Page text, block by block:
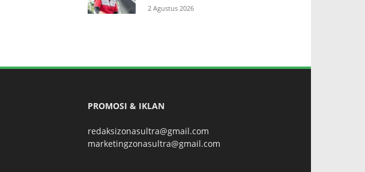
2 Agustus 2026
PROMOSI & IKLAN
redaksizonasultra@gmail.com
marketingzonasultra@gmail.com